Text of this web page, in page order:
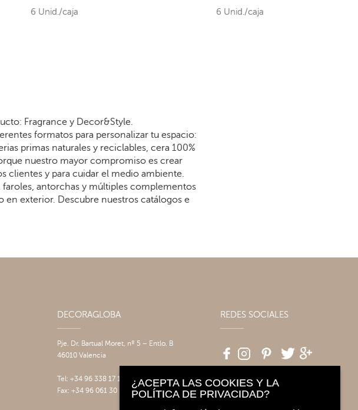
6 Unid./caja 6 Unid./caja
Fragrance y Decor&Style.
formatos para personalizar tu espacio:
primas naturales y reciclables, cera 100%
nuestro mayor compromiso es crear
clientes y para cuidar el medio ambiente.
antorchas y múltiples complementos
exterior. Descubre nuestros catálogos e
DECORAGLOBA
Pje. Dr. Bartual Moret, nº 5 – Entlo. B
46010 Valencia
Tel: +34 96 338 17 17
Fax: +34 96 061 30 14
REDES SOCIALES
¿ACEPTA LAS COOKIES Y LA
POLÍTICA DE PRIVACIDAD?